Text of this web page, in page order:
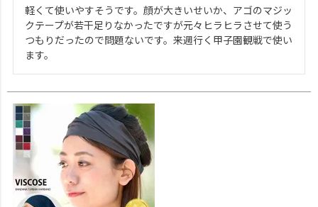
軽くて使いやすそうです。顔が大きいせいか、アゴのマジッ
クテープが若干足りなかったですが元々ヒラヒラさせて使う
つもりだったので問題ないです。来週行く甲子園観戦で使い
ます。